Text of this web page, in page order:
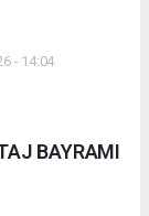
- 14:04
BAYRAMI